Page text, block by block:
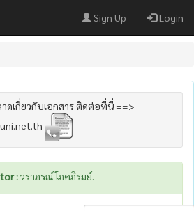
Sign Up Login
ดเกี่ยวกับเอกสาร ติดต่อที่นี่ ==>
:วราภรณ์ โภคภิรมย์.